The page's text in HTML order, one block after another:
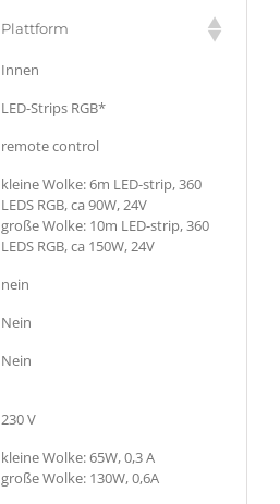
Plattform
Innen
LED-Strips RGB*
remote control
kleine Wolke: 6m LED-strip, 360
LEDS RGB, ca 90W, 24V
große Wolke: 10m LED-strip, 360
LEDS RGB, ca 150W, 24V
nein
Nein
Nein
230 V
kleine Wolke: 65W, 0,3 A
große Wolke: 130W, 0,6A